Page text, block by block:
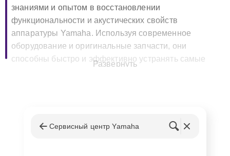
знаниями и опытом в восстановлении
функциональности и акустических свойств
аппаратуры Yamaha. Используя современное
оборудование и оригинальные запчасти, они
способны быстро и эффективно устранять самые
Развернуть
Сервисный центр Yamaha